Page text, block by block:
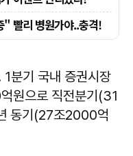
분기 국내 증권시장
원으로 직전분기(31
동기(27조2000억